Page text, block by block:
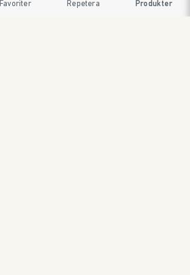
Favoriter Repetera Produkter